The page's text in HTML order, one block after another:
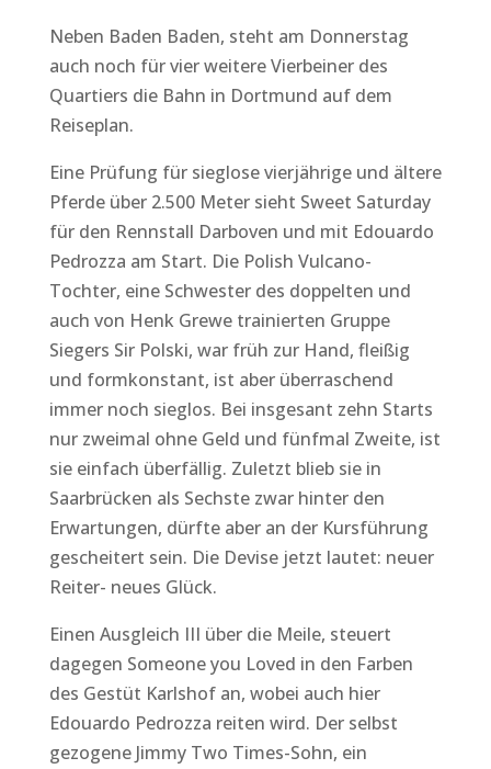
Neben Baden Baden, steht am Donnerstag
auch noch für vier weitere Vierbeiner des
Quartiers die Bahn in Dortmund auf dem
Reiseplan.
Eine Prüfung für sieglose vierjährige und ältere
Pferde über 2.500 Meter sieht Sweet Saturday
für den Rennstall Darboven und mit Edouardo
Pedrozza am Start. Die Polish Vulcano-
Tochter, eine Schwester des doppelten und
auch von Henk Grewe trainierten Gruppe
Siegers Sir Polski, war früh zur Hand, fleißig
und formkonstant, ist aber überraschend
immer noch sieglos. Bei insgesant zehn Starts
nur zweimal ohne Geld und fünfmal Zweite, ist
sie einfach überfällig. Zuletzt blieb sie in
Saarbrücken als Sechste zwar hinter den
Erwartungen, dürfte aber an der Kursführung
gescheitert sein. Die Devise jetzt lautet: neuer
Reiter- neues Glück.
Einen Ausgleich III über die Meile, steuert
dagegen Someone you Loved in den Farben
des Gestüt Karlshof an, wobei auch hier
Edouardo Pedrozza reiten wird. Der selbst
gezogene Jimmy Two Times-Sohn, ein